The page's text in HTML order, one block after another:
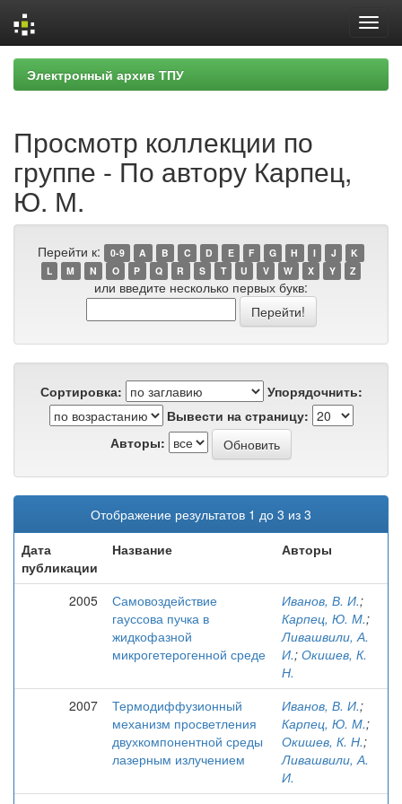
Skip
navigation
Электронный архив ТПУ
Просмотр коллекции по
группе - По автору Карпец,
Ю. М.
Перейти к: 0-9 A B C D E F G H I J
K
L
M N O P Q R S T U V W X Y Z
или введите несколько первых букв:
Сортировка:
Упорядочнить:
Вывести на страницу:
Авторы:
Отображение результатов 1 до 3 из 3
Дата
публикации
Название Авторы
2005
Самовоздействие
гауссова пучка в
жидкофазной
микрогетерогенной среде
Иванов, В. И.;
Карпец, Ю. М.;
Ливашвили, А.
И.; Окишев, К.
Н.
2007
Термодиффузионный
механизм просветления
двухкомпонентной среды
лазерным излучением
Иванов, В. И.;
Карпец, Ю. М.;
Окишев, К. Н.;
Ливашвили, А.
И.